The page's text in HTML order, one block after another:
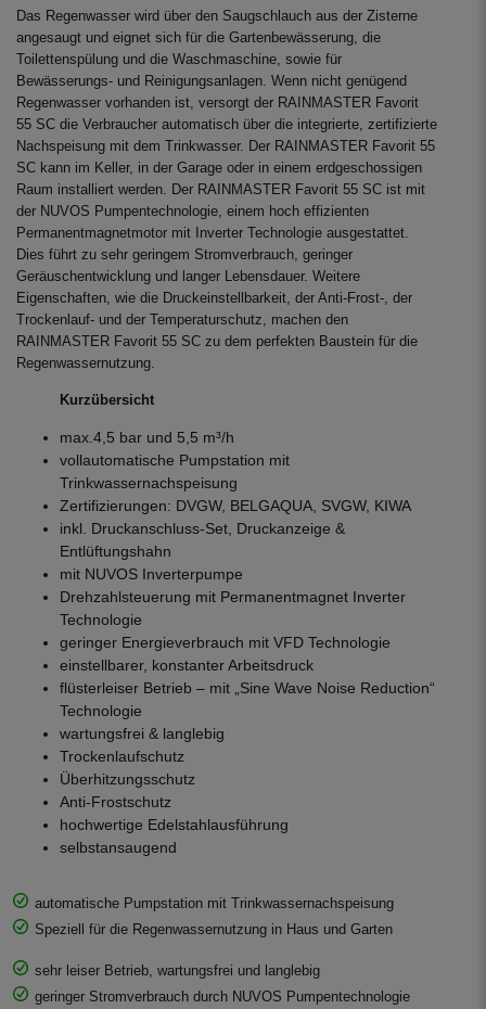
Das Regenwasser wird über den Saugschlauch aus der Zisterne
angesaugt und eignet sich für die Gartenbewässerung, die
Toilettenspülung und die Waschmaschine, sowie für
Bewässerungs- und Reinigungsanlagen. Wenn nicht genügend
Regenwasser vorhanden ist, versorgt der RAINMASTER Favorit
55 SC die Verbraucher automatisch über die integrierte, zertifizierte
Nachspeisung mit dem Trinkwasser. Der RAINMASTER Favorit 55
SC kann im Keller, in der Garage oder in einem erdgeschossigen
Raum installiert werden. Der RAINMASTER Favorit 55 SC ist mit
der NUVOS Pumpentechnologie, einem hoch effizienten
Permanentmagnetmotor mit Inverter Technologie ausgestattet.
Dies führt zu sehr geringem Stromverbrauch, geringer
Geräuschentwicklung und langer Lebensdauer. Weitere
Eigenschaften, wie die Druckeinstellbarkeit, der Anti-Frost-, der
Trockenlauf- und der Temperaturschutz, machen den
RAINMASTER Favorit 55 SC zu dem perfekten Baustein für die
Regenwassernutzung.
Kurzübersicht
max.4,5 bar und 5,5 m³/h
vollautomatische Pumpstation mit
Trinkwassernachspeisung
Zertifizierungen: DVGW, BELGAQUA, SVGW, KIWA
inkl. Druckanschluss-Set, Druckanzeige &
Entlüftungshahn
mit NUVOS Inverterpumpe
Drehzahlsteuerung mit Permanentmagnet Inverter
Technologie
geringer Energieverbrauch mit VFD Technologie
einstellbarer, konstanter Arbeitsdruck
flüsterleiser Betrieb – mit „Sine Wave Noise Reduction“
Technologie
wartungsfrei & langlebig
Trockenlaufschutz
Überhitzungsschutz
Anti-Frostschutz
hochwertige Edelstahlausführung
selbstansaugend
automatische Pumpstation mit Trinkwassernachspeisung
Speziell für die Regenwassernutzung in Haus und Garten
sehr leiser Betrieb, wartungsfrei und langlebig
geringer Stromverbrauch durch NUVOS Pumpentechnologie